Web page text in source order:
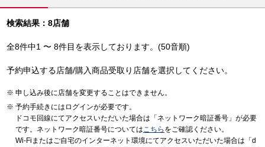
検索結果：8店舗
全8件中1 〜 8件目を表示しております。(50音順)
予約申込する店舗/購入商品受取り店舗を選択してください。
申し込み後に店舗を変更することはできません。
予約手続きにはログインが必要です。
ドコモ回線にてアクセスいただいた場合は「ネットワーク暗証番号」が必要
です。ネットワーク暗証番号についてはこちら をご確認ください。
Wi-Fiまたはご自宅のインターネット環境にてアクセスいただいた場合は「d